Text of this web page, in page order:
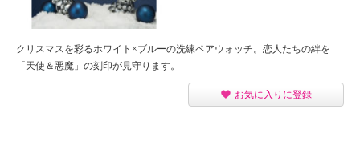
クリスマスを彩るホワイト×ブルーの洗練ペアウォッチ。恋人たちの絆を
「天使＆悪魔」の刻印が見守ります。
お気に入りに登録